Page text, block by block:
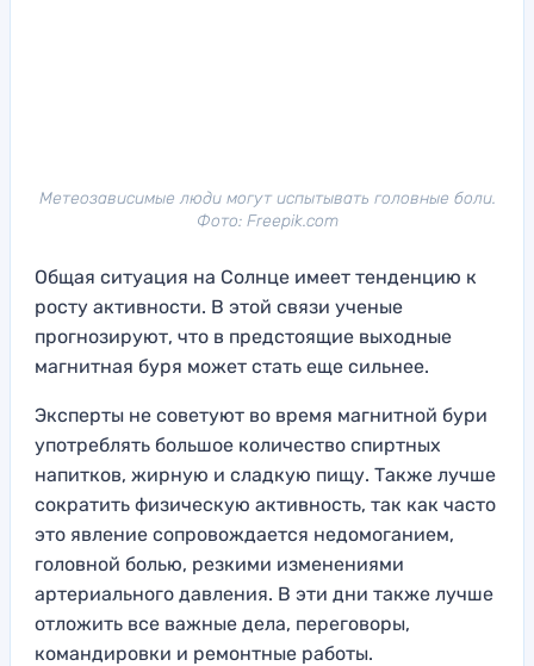
Метеозависимые люди могут испытывать головные боли.
Фото: Freepik.com
Общая ситуация на Солнце имеет тенденцию к
росту активности. В этой связи ученые
прогнозируют, что в предстоящие выходные
магнитная буря может стать еще сильнее.
Эксперты не советуют во время магнитной бури
употреблять большое количество спиртных
напитков, жирную и сладкую пищу. Также лучше
сократить физическую активность, так как часто
это явление сопровождается недомоганием,
головной болью, резкими изменениями
артериального давления. В эти дни также лучше
отложить все важные дела, переговоры,
командировки и ремонтные работы.